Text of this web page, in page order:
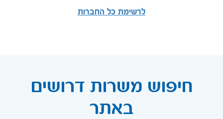
לרשימת כל החברות
חיפוש משרות דרושים
באתר